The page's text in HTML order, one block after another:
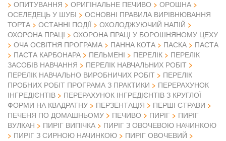
ОПИТУВАННЯ
ОРИГІНАЛЬНЕ ПЕЧИВО
ОРОШНА
ОСЕЛЕДЕЦЬ У ШУБІ
ОСНОВНІ ПРАВИЛА ВИРІВНЮВАННЯ
ТОРТА
ОСТАННІ ПОДІЇ
ОХОЛОДЖУЮЧИЙ НАПІЙ
ОХОРОНА ПРАЦІ
ОХОРОНА ПРАЦІ У БОРОШНЯНОМУ ЦЕХУ
ОЧА ОСВІТНЯ ПРОГРАМА
ПАННА КОТА ПАСКА
ПАСТА
ПАСТА КАРБОНАРА
ПЕЛЬМЕНІ ПЕРЕЛІК
ПЕРЕЛІК
ЗАСОБІВ НАВЧАННЯ
ПЕРЕЛІК НАВЧАЛЬНИХ РОБІТ
ПЕРЕЛІК НАВЧАЛЬНО ВИРОБНИЧИХ РОБІТ
ПЕРЕЛІК
ПРОБНИХ РОБІТ ПРОГРАМА З ПРАКТИКИ
ПЕРЕРАХУНОК
ІНГРЕДІЄНТІВ
ПЕРЕРАХУНОК ІНГРЕДІЄНТІВ З КРУГЛОЇ
ФОРМИ НА КВАДРАТНУ
ПЕРЗЕНТАЦІЯ
ПЕРШІ СТРАВИ
ПЕЧЕНЯ ПО ДОМАШНЬОМУ
ПЕЧИВО ПИРІГ
ПИРІГ
ВУЛКАН
ПИРІГ ВИПІЧКА
ПИРІГ З ОВОЧЕВОЮ НАЧИНКОЮ
ПИРІГ З СИРНОЮ НАЧИНКОЮ
ПИРІГ ОВОЧЕВИЙ